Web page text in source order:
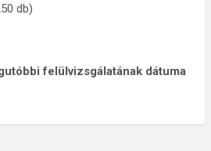
db)
felülvizsgálatának dátuma